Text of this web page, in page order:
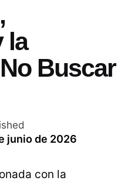
la
Buscar
junio de 2026
con la